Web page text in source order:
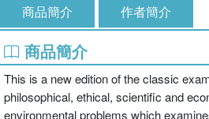
商品簡介 作者簡介
商品簡介
This is a new edition of the classic
philosophical, ethical, scientific and
environmental problems which